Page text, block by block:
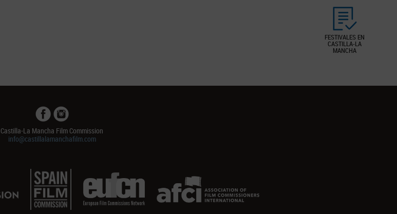
FESTIVALES EN
CASTILLA-LA
MANCHA
Castilla-La Mancha Film Commission
info@castillalamanchafilm.com